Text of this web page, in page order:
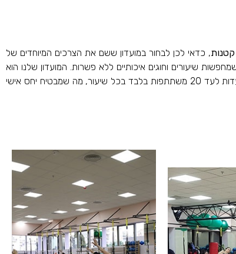
קטנות, כדאי לכן לבחור במועדון ששם את הצרכים המיוחדים של
שיעורים וחוגים איכותיים ללא פשרות. המועדון שלנו הוא
המיועדות לעד 20 משתתפות בלבד בכל שיעור, מה שמבטיח יחס אישי